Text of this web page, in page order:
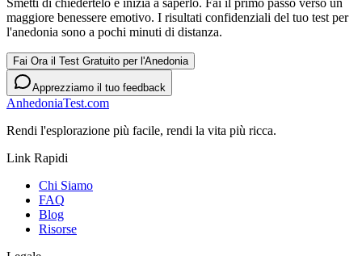
maggiore benessere emotivo. I risultati confidenziali del tuo test per
l'anedonia sono a pochi minuti di distanza.
Fai Ora il Test Gratuito per l'Anedonia
Apprezziamo il tuo feedback
AnhedoniaTest.com
Rendi l'esplorazione più facile, rendi la vita più ricca.
Link Rapidi
Chi Siamo
FAQ
Blog
Risorse